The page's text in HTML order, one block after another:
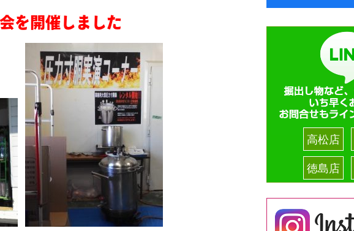
を開催しました
高松店
徳島店